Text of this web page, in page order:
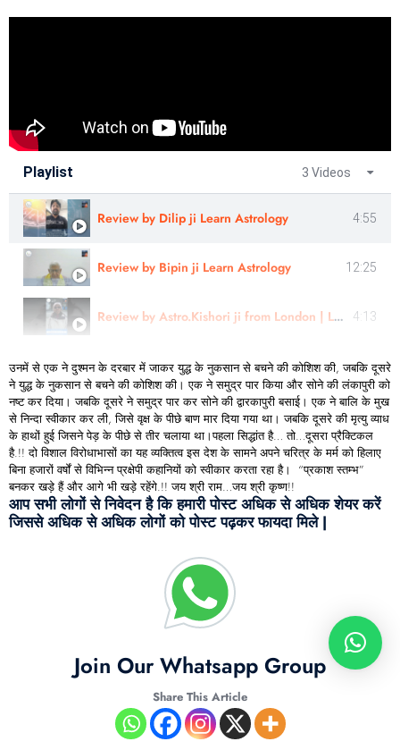
Playlist 3 Videos
Review by Dilip ji Learn Astrology 4:55
Review by Bipin ji Learn Astrology 12:25
Review by Astro.Kishori ji from London | Learn Astrology 4:13
उनमें से एक ने दुश्मन के दरबार में जाकर युद्ध के नुकसान से बचने की कोशिश की, जबकि दूसरे
ने युद्ध के नुकसान से बचने की कोशिश की। एक ने समुद्र पार किया और सोने की लंकापुरी को
नष्ट कर दिया। जबकि दूसरे ने समुद्र पार कर सोने की द्वारकापुरी बसाई। एक ने बालि के मुख
से निन्दा स्वीकार कर ली, जिसे वृक्ष के पीछे बाण मार दिया गया था। जबकि दूसरे की मृत्यु व्याध
के हाथों हुई जिसने पेड़ के पीछे से तीर चलाया था।पहला सिद्धांत है… तो…दूसरा प्रैक्टिकल
है.!! दो विशाल विरोधाभासों का यह व्यक्तित्व इस देश के सामने अपने चरित्र के मर्म को हिलाए
बिना हजारों वर्षों से विभिन्न प्रक्षेपी कहानियों को स्वीकार करता रहा है। “प्रकाश स्तम्भ”
बनकर खड़े हैं और आगे भी खड़े रहेंगे.!! जय श्री राम…जय श्री कृष्ण!!
आप सभी लोगों से निवेदन है कि हमारी पोस्ट अधिक से अधिक शेयर करें
जिससे अधिक से अधिक लोगों को पोस्ट पढ़कर फायदा मिले |
Join Our Whatsapp Group
Share This Article